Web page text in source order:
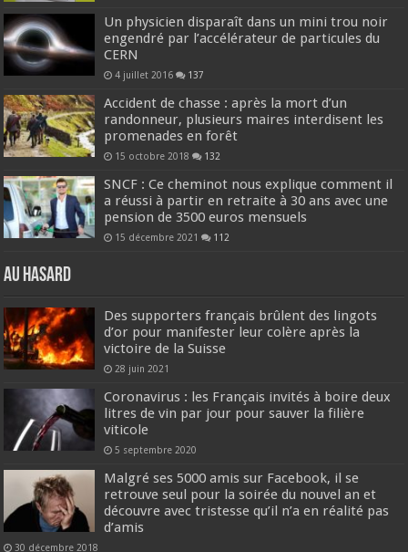
Un physicien disparaît dans un mini trou noir
engendré par l’accélérateur de particules du
CERN
4 juillet 2016 137
Accident de chasse : après la mort d’un
randonneur, plusieurs maires interdisent les
promenades en forêt
15 octobre 2018 132
SNCF : Ce cheminot nous explique comment il
a réussi à partir en retraite à 30 ans avec une
pension de 3500 euros mensuels
15 décembre 2021 112
Au hasard
Des supporters français brûlent des lingots
d’or pour manifester leur colère après la
victoire de la Suisse
28 juin 2021
Coronavirus : les Français invités à boire deux
litres de vin par jour pour sauver la filière
viticole
5 septembre 2020
Malgré ses 5000 amis sur Facebook, il se
retrouve seul pour la soirée du nouvel an et
découvre avec tristesse qu’il n’a en réalité pas
d’amis
30 décembre 2018